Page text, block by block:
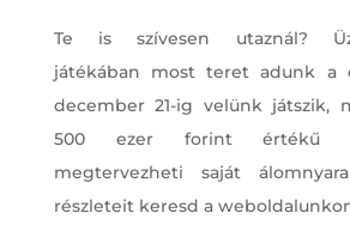
Te is szívesen utaznál?
játékában most teret adunk a
december 21-ig velünk játszik,
500 ezer forint értékű
megtervezheti saját
részleteit keresd a